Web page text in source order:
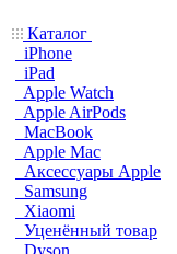
Каталог
iPhone
iPad
Apple Watch
Apple AirPods
MacBook
Apple Mac
Аксессуары Apple
Samsung
Xiaomi
Уценённый товар
Dyson